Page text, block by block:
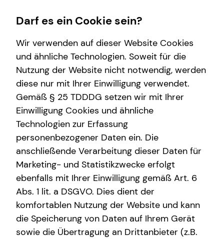
Wissenswertes
Über tecis
Service
Kundenportal
Finanzberatung
Videoberatung
Arbeitskraftabsicherung
Überblick
Florian Bauer
Sales Manager
Anrede
Titel
Vorname
Nachname
Darf es ein Cookie sein?
Wir verwenden auf dieser Website Cookies
und ähnliche Technologien. Soweit für die
Nutzung der Website nicht notwendig, werden
diese nur mit Ihrer Einwilligung verwendet.
Gemäß § 25 TDDDG setzen wir mit Ihrer
Einwilligung Cookies und ähnliche
Technologien zur Erfassung
personenbezogener Daten ein. Die
anschließende Verarbeitung dieser Daten für
Marketing- und Statistikzwecke erfolgt
ebenfalls mit Ihrer Einwilligung gemäß Art. 6
Abs. 1 lit. a DSGVO. Dies dient der
komfortablen Nutzung der Website und kann
die Speicherung von Daten auf Ihrem Gerät
sowie die Übertragung an Drittanbieter (z.B.